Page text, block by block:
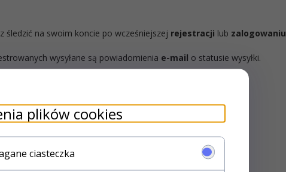
śledzić na swoim koncie po wcześniejszej rejestracji lub zalogowaniu
wysyłane są powiadomienia e-mail o statusie wysyłki.
plików cookies
ciasteczka